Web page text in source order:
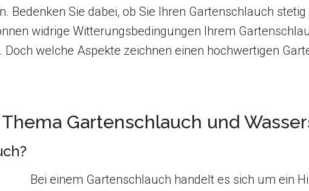
Bedenken Sie dabei, ob Sie Ihren Gartenschlauch
widrige Witterungsbedingungen Ihrem
welche Aspekte zeichnen einen hochwertigen
Gartenschlauch und
Bei einem Gartenschlauch handelt es sich um ein